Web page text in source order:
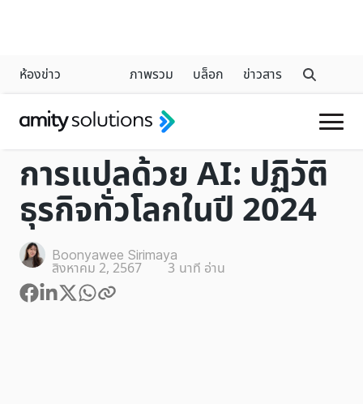
ห้องข่าว ภาพรวม บล็อก ข่าวสาร
GENERATIVE AI
การแปลด้วย AI: ปฏิวัติ
ธุรกิจทั่วโลกในปี 2024
Boonyawee Sirimaya
สิงหาคม 2, 2567 3 นาที อ่าน